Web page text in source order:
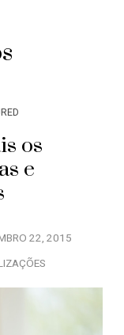
os
e
22, 2015